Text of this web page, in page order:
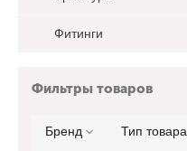
Фитинги
Фильтры товаров
Бренд Тип товара